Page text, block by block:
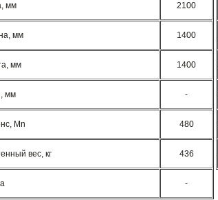
мм 2100
мм 1400
мм 1400
мм -
Mn 480
вес, кг 436
-